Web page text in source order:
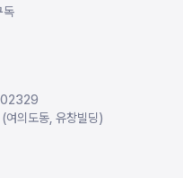
독
02329
여의도동, 유창빌딩)